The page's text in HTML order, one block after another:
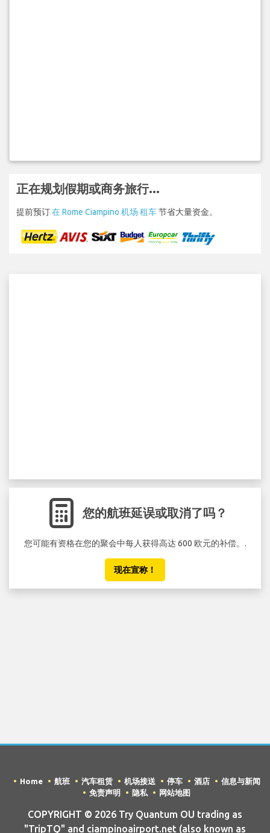
正在规划假期或商务旅行...
提前预订在 Rome Ciampino 机场 租车节省大量资金。
您的航班延误或取消了吗？
您可能有资格在您的聚会中每人获得高达 600 欧元的补偿。.
现在宣称！
Home 航班 汽车租赁 机场接送 停车 酒店
信息与新闻
免责声明
隐私 网站地图
COPYRIGHT © 2026 Try Quantum OU trading as
"TripTQ" and ciampinoairport.net (also known as